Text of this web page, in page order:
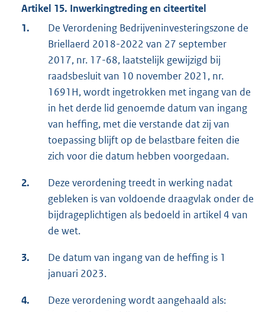
Artikel 15. Inwerkingtreding en citeertitel
1.
De Verordening Bedrijveninvesteringszone de
Briellaerd 2018-2022 van 27 september
2017, nr. 17-68, laatstelijk gewijzigd bij
raadsbesluit van 10 november 2021, nr.
1691H, wordt ingetrokken met ingang van de
in het derde lid genoemde datum van ingang
van heffing, met die verstande dat zij van
toepassing blijft op de belastbare feiten die
zich voor die datum hebben voorgedaan.
2.
Deze verordening treedt in werking nadat
gebleken is van voldoende draagvlak onder de
bijdrageplichtigen als bedoeld in artikel 4 van
de wet.
3.
De datum van ingang van de heffing is 1
januari 2023.
4.
Deze verordening wordt aangehaald als: